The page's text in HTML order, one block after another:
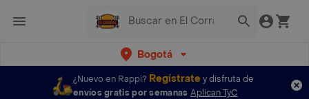
Bogotá
¿Nuevo en Rappi? Regístratey disfruta de
envíos gratis por semanas Aplican TyC